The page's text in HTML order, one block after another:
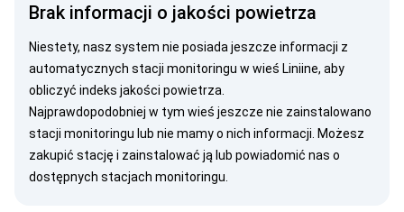
Brak informacji o jakości powietrza
Niestety, nasz system nie posiada jeszcze informacji z
automatycznych stacji monitoringu w wieś Liniine, aby
obliczyć indeks jakości powietrza.
Najprawdopodobniej w tym wieś jeszcze nie zainstalowano
stacji monitoringu lub nie mamy o nich informacji. Możesz
zakupić stację i zainstalować ją lub powiadomić nas o
dostępnych stacjach monitoringu.